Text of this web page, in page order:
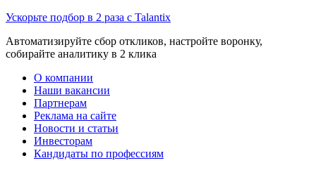
Ускорьте подбор в 2 раза с Talantix
Автоматизируйте сбор откликов, настройте воронку,
собирайте аналитику в 2 клика
О компании
Наши вакансии
Партнерам
Реклама на сайте
Новости и статьи
Инвесторам
Кандидаты по профессиям